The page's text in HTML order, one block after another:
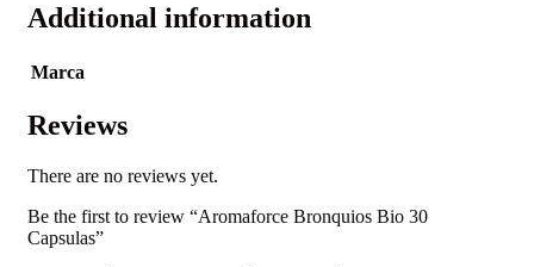
Additional information
Marca
Reviews
There are no reviews yet.
Be the first to review “Aromaforce Bronquios Bio 30
Capsulas”